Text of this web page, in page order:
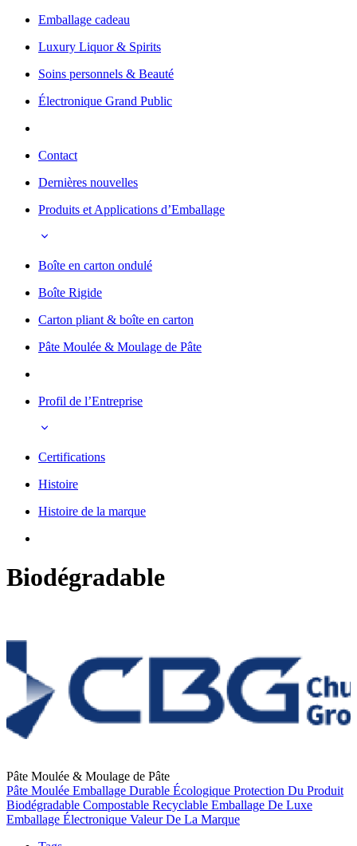
Emballage cadeau
Luxury Liquor & Spirits
Soins personnels & Beauté
Électronique Grand Public
Contact
Dernières nouvelles
Produits et Applications d’Emballage
Boîte en carton ondulé
Boîte Rigide
Carton pliant & boîte en carton
Pâte Moulée & Moulage de Pâte
Profil de l’Entreprise
Certifications
Histoire
Histoire de la marque
Biodégradable
Pâte Moulée & Moulage de Pâte
Pâte Moulée Emballage Durable Écologique Protection Du Produit
Biodégradable Compostable Recyclable Emballage De Luxe
Emballage Électronique Valeur De La Marque